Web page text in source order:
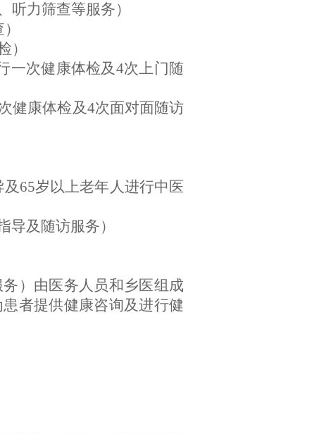
听力筛查等服务）
）
一次健康体检及4次上门随
健康体检及4次面对面随访
65岁以上老年人进行中医
导及随访服务）
）由医务人员和乡医组成
者提供健康咨询及进行健